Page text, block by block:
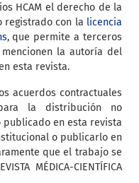
HCAM el derecho de la
registrado con la licencia
, que permite a terceros
la autoría del
esta revista.
acuerdos contractuales
la distribución no
en esta revista
o publicarlo en
que el trabajo se
MÉDICA-CIENTÍFICA